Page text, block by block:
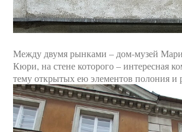
Между двумя рынками – дом-музей
Кюри, на стене которого – интересная
тему открытых ею элементов полония и